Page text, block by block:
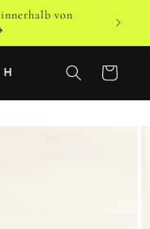
von
Warenkorb